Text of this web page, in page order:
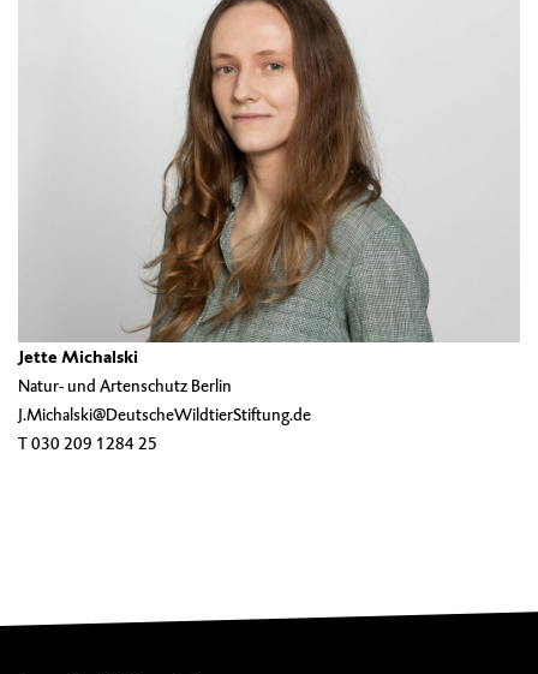
Jette Michalski
Natur- und Artenschutz Berlin
J.Michalski@DeutscheWildtierStiftung.de
T 030 209 1284 25